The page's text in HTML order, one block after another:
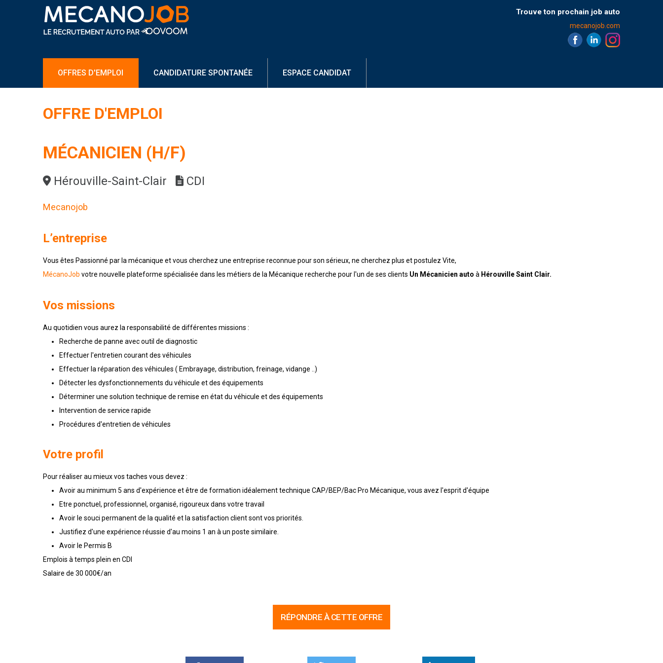
Trouve ton prochain job auto
mecanojob.com
OFFRES D'EMPLOI CANDIDATURE SPONTANÉE ESPACE CANDIDAT
OFFRE D'EMPLOI
MÉCANICIEN (H/F)
Hérouville-Saint-Clair CDI
Mecanojob
L’entreprise
Vous êtes Passionné par la mécanique et vous cherchez une entreprise reconnue pour son sérieux, ne cherchez plus et postulez Vite,
MécanoJob votre nouvelle plateforme spécialisée dans les métiers de la Mécanique recherche pour l'un de ses clients Un Mécanicien auto à Hérouville Saint Clair.
Vos missions
Au quotidien vous aurez la responsabilité de différentes missions :
Recherche de panne avec outil de diagnostic
Effectuer l'entretien courant des véhicules
Effectuer la réparation des véhicules ( Embrayage, distribution, freinage, vidange ..)
Détecter les dysfonctionnements du véhicule et des équipements
Déterminer une solution technique de remise en état du véhicule et des équipements
Intervention de service rapide
Procédures d'entretien de véhicules
Votre profil
Pour réaliser au mieux vos taches vous devez :
Avoir au minimum 5 ans d'expérience et être de formation idéalement technique CAP/BEP/Bac Pro Mécanique, vous avez l'esprit d'équipe
Etre ponctuel, professionnel, organisé, rigoureux dans votre travail
Avoir le souci permanent de la qualité et la satisfaction client sont vos priorités.
Justifiez d'une expérience réussie d'au moins 1 an à un poste similaire.
Avoir le Permis B
Emplois à temps plein en CDI
Salaire de 30 000€/an
RÉPONDRE À CETTE OFFRE